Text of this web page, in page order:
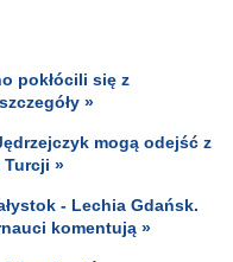
pokłócili się z
»
mogą odejść z
Turcji »
- Lechia Gdańsk.
komentują »